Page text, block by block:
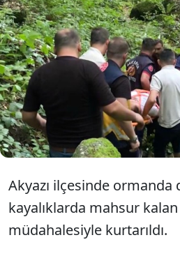
Sakarya’nın
gezerken
kişi, ekiplerin
yerden
Akyazı ilçesinde ormanda
kayalıklarda mahsur
müdahalesiyle kurtarıldı.